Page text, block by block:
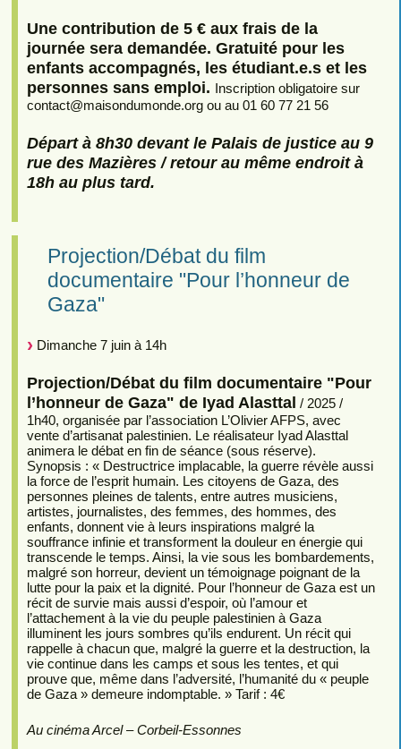
Une contribution de 5 € aux frais de la
journée sera demandée. Gratuité pour les
enfants accompagnés, les étudiant.e.s et les
personnes sans emploi.
Inscription obligatoire sur
contact@maisondumonde.org ou au 01 60 77 21 56
Départ à 8h30 devant le Palais de justice au 9
rue des Mazières / retour au même endroit à
18h au plus tard.
Projection/Débat du film
documentaire "Pour l’honneur de
Gaza"
Dimanche 7 juin à 14h
Projection/Débat du film documentaire "Pour
l’honneur de Gaza" de Iyad Alasttal / 2025 /
1h40, organisée par l’association L’Olivier AFPS, avec
vente d’artisanat palestinien. Le réalisateur Iyad Alasttal
animera le débat en fin de séance (sous réserve).
Synopsis : « Destructrice implacable, la guerre révèle aussi
la force de l’esprit humain. Les citoyens de Gaza, des
personnes pleines de talents, entre autres musiciens,
artistes, journalistes, des femmes, des hommes, des
enfants, donnent vie à leurs inspirations malgré la
souffrance infinie et transforment la douleur en énergie qui
transcende le temps. Ainsi, la vie sous les bombardements,
malgré son horreur, devient un témoignage poignant de la
lutte pour la paix et la dignité. Pour l’honneur de Gaza est un
récit de survie mais aussi d’espoir, où l’amour et
l’attachement à la vie du peuple palestinien à Gaza
illuminent les jours sombres qu’ils endurent. Un récit qui
rappelle à chacun que, malgré la guerre et la destruction, la
vie continue dans les camps et sous les tentes, et qui
prouve que, même dans l’adversité, l’humanité du « peuple
de Gaza » demeure indomptable. » Tarif : 4€
Au cinéma Arcel – Corbeil-Essonnes